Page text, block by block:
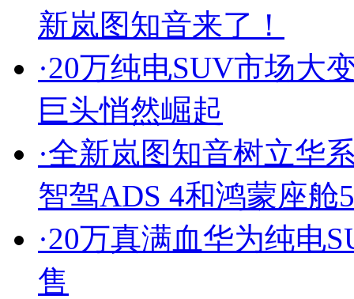
新岚图知音来了！
·20万纯电SUV市场大
巨头悄然崛起
·全新岚图知音树立华
智驾ADS 4和鸿蒙座舱5
·20万真满血华为纯电
售